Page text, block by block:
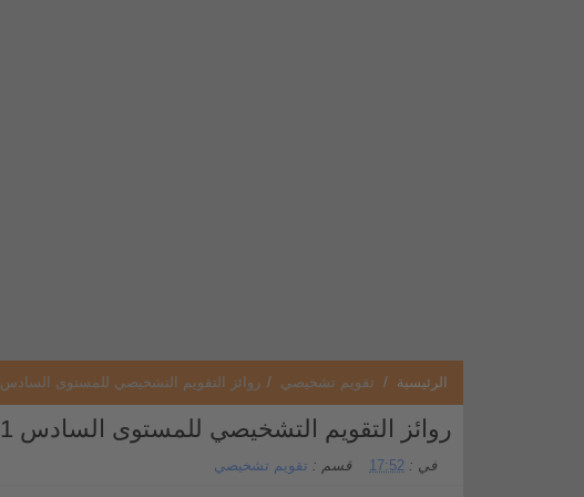
الرئيسية / تقويم تشخيصي / روائز التقويم التشخيصي للمستوى السادس 2021-2022 لجميع المواد
روائز التقويم التشخيصي للمستوى السادس 2021-2022 لجميع المواد
في : 17:52 قسم : تقويم تشخيصي